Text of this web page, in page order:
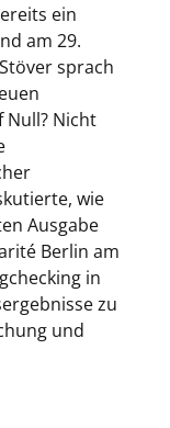
ein
am 29.
sprach
Null? Nicht
wie
Ausgabe
Berlin am
in
zu
und